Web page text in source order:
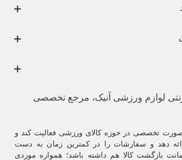
لوازم ورزشی آنیک، مرجع تخصصی
تخصصی در حوزه کالای ورزشی فعالیت کند و
دهد و سفارشات را در کمترین زمان به دست
بازگشت کالا هم داشته باشد؛ همواره موردی